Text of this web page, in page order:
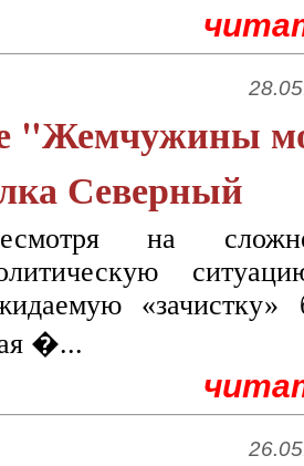
"Жемчужины
Северный
на
«зачистку»
�...